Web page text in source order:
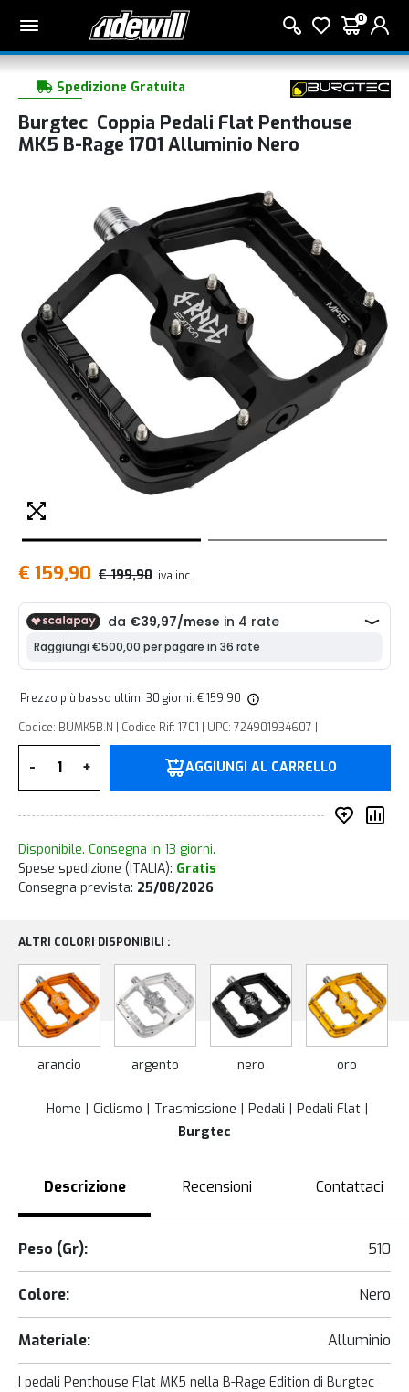
0
Spedizione Gratuita
Burgtec Coppia Pedali Flat Penthouse
MK5 B-Rage 1701 Alluminio Nero
€ 159,90 € 199,90 iva inc.
Prezzo più basso ultimi 30 giorni: € 159,90
Codice: BUMK5B.N | Codice Rif: 1701 | UPC: 724901934607 |
- + AGGIUNGI AL CARRELLO
Disponibile. Consegna in 13 giorni.
Spese spedizione (ITALIA): Gratis
Consegna prevista: 25/08/2026
ALTRI COLORI DISPONIBILI :
arancio argento nero oro
Home Ciclismo Trasmissione Pedali
Pedali Flat
Burgtec
Descrizione Recensioni Contattaci
Peso (Gr): 510
Colore: Nero
Materiale: Alluminio
I pedali Penthouse Flat MK5 nella B-Rage Edition di Burgtec